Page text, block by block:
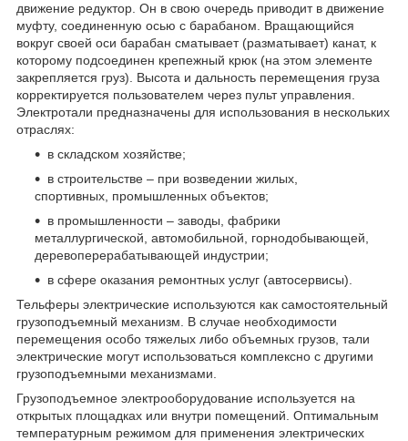
движение редуктор. Он в свою очередь приводит в движение
муфту, соединенную осью с барабаном. Вращающийся
вокруг своей оси барабан сматывает (разматывает) канат, к
которому подсоединен крепежный крюк (на этом элементе
закрепляется груз). Высота и дальность перемещения груза
корректируется пользователем через пульт управления.
Электротали предназначены для использования в нескольких
отраслях:
в складском хозяйстве;
в строительстве – при возведении жилых,
спортивных, промышленных объектов;
в промышленности – заводы, фабрики
металлургической, автомобильной, горнодобывающей,
деревоперерабатывающей индустрии;
в сфере оказания ремонтных услуг (автосервисы).
Тельферы электрические используются как самостоятельный
грузоподъемный механизм. В случае необходимости
перемещения особо тяжелых либо объемных грузов, тали
электрические могут использоваться комплексно с другими
грузоподъемными механизмами.
Грузоподъемное электрооборудование используется на
открытых площадках или внутри помещений. Оптимальным
температурным режимом для применения электрических